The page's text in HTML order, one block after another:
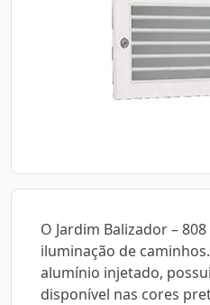
O Jardim Balizador –
iluminação de
alumínio injetado,
disponível nas cores